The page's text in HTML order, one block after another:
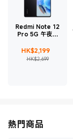
Redmi Note 12
Pro 5G 午夜黑
HK$2,199
現價 HK$2199
HK$2,699
市場價格 HK$2,699
熱門商品